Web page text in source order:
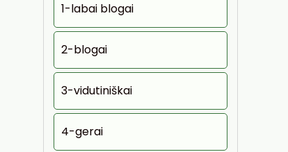
1-labai blogai
2-blogai
3-vidutiniškai
4-gerai